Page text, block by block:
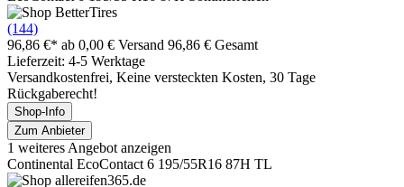
(144)
96,86 €* ab 0,00 € Versand 96,86 € Gesamt
Lieferzeit: 4-5 Werktage
Versandkostenfrei, Keine versteckten Kosten, 30 Tage
Rückgaberecht!
Shop-Info
Zum Anbieter
1 weiteres Angebot anzeigen
Continental EcoContact 6 195/55R16 87H TL